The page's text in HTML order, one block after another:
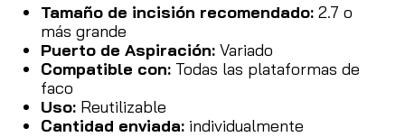
Tamaño de incisión recomendado: 2.7 o
más grande
Puerto de Aspiración: Variado
Compatible con: Todas las plataformas de
faco
Uso: Reutilizable
Cantidad enviada: individualmente